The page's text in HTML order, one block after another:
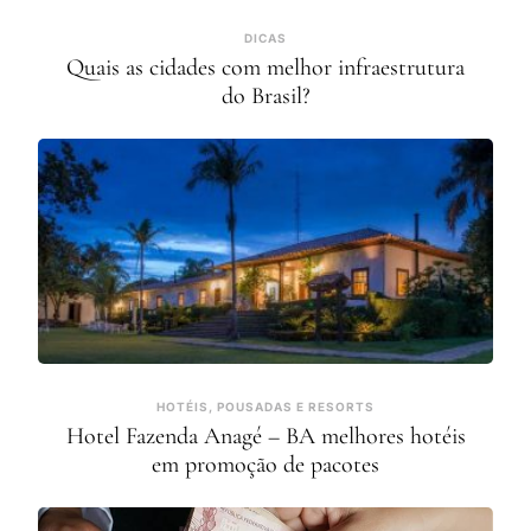
DICAS
Quais as cidades com melhor infraestrutura
do Brasil?
HOTÉIS, POUSADAS E RESORTS
Hotel Fazenda Anagé – BA melhores hotéis
em promoção de pacotes